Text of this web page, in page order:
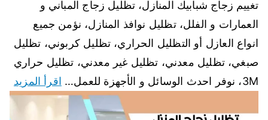
تغييم زجاج شبابيك المنازل، تظليل زجاج المباني و
العمارات و الفلل، تظليل نوافذ المنازل، نؤمن جميع
انواع العازل أو التظليل الحراري، تظليل كربوني، تظليل
صبغي، تظليل معدني، تظليل غير معدني، تظليل حراري
3M، نوفر احدث الوسائل و الأجهزة للعمل…
اقرأ المزيد